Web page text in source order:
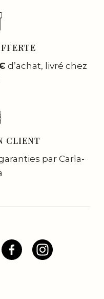
d’achat, livré chez
CLIENT
par Carla-